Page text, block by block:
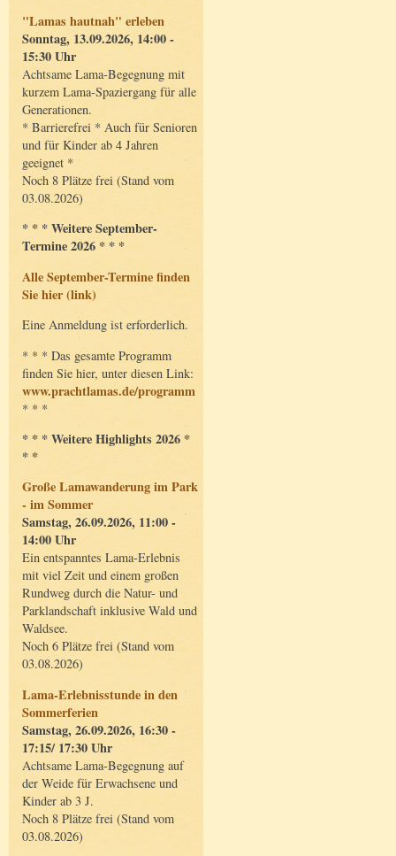
"Lamas hautnah" erleben
Sonntag, 13.09.2026, 14:00 -
15:30 Uhr
Achtsame Lama-Begegnung mit
kurzem Lama-Spaziergang für alle
Generationen.
* Barrierefrei * Auch für Senioren
und für Kinder ab 4 Jahren
geeignet *
Noch 8 Plätze frei (Stand vom
03.08.2026)
* * * Weitere September-
Termine 2026 * * *
Alle September-Termine finden
Sie hier (link)
Eine Anmeldung ist erforderlich.
* * * Das gesamte Programm
finden Sie hier, unter diesen Link:
www.prachtlamas.de/programm
* * *
* * * Weitere Highlights 2026 *
* *
Große Lamawanderung im Park
- im Sommer
Samstag, 26.09.2026, 11:00 -
14:00 Uhr
Ein entspanntes Lama-Erlebnis
mit viel Zeit und einem großen
Rundweg durch die Natur- und
Parklandschaft inklusive Wald und
Waldsee.
Noch 6 Plätze frei (Stand vom
03.08.2026)
Lama-Erlebnisstunde in den
Sommerferien
Samstag, 26.09.2026, 16:30 -
17:15/ 17:30 Uhr
Achtsame Lama-Begegnung auf
der Weide für Erwachsene und
Kinder ab 3 J.
Noch 8 Plätze frei (Stand vom
03.08.2026)